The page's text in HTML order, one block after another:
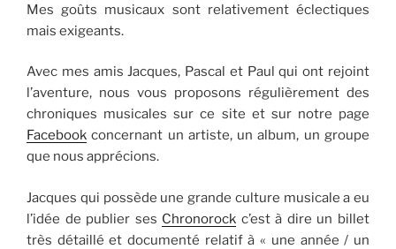
Mes goûts musicaux sont relativement éclectiques
mais exigeants.
Avec mes amis Jacques, Pascal et Paul qui ont rejoint
l’aventure, nous vous proposons régulièrement des
chroniques musicales sur ce site et sur notre page
Facebook concernant un artiste, un album, un groupe
que nous apprécions.
Jacques qui possède une grande culture musicale a eu
l’idée de publier ses Chronorock c’est à dire un billet
très détaillé et documenté relatif à « une année / un